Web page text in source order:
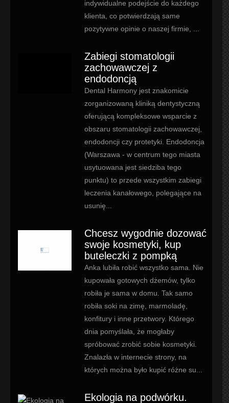
indywidualne podejście do każdego
klienta, co potwierdzają same
pozytywne opinie o naszej firmie, ...
Zabiegi stomatologii
zachowawczej z
endodoncją
Dental Harmony jest znakomicie
zorganizowaną kliniką dentystyczną
oferującą kompleksowe wsparcie z
obszaru stomatologii zachowawczej,
endodoncji czy protetyki. Endodoncja
(Warszawa - w centrum tego miasta
usytuowana jest siedziba tego
punktu) to przede wszystkim zabiegi
leczenia kanałowego, polegające na
usunię...
Chcesz wygodnie dozować
swoje kosmetyki, kup
buteleczki z pompką
Anka lubiła robić wszystko sama. Nie
kupowała gotowych dżemów, tylko
robiła je sama w domu. Tak samo
robiła soki na zimę, marmoladę,
konfitury i inne przetwory. Którego
dnia pomyślała, że mogłaby
spróbować zrobić sobie kosmetyki.
Znalazła w internecie strony, na
których można było kupić różne su...
Ekologia na podwórku.